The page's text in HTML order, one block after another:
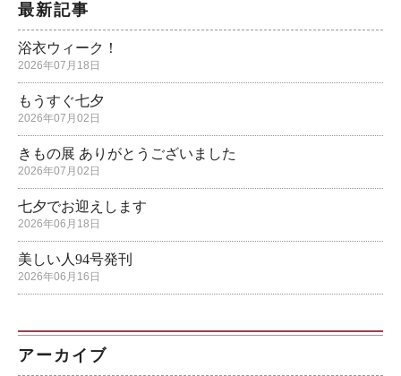
最新記事
浴衣ウィーク！
2026年07月18日
もうすぐ七夕
2026年07月02日
きもの展 ありがとうございました
2026年07月02日
七夕でお迎えします
2026年06月18日
美しい人94号発刊
2026年06月16日
アーカイブ